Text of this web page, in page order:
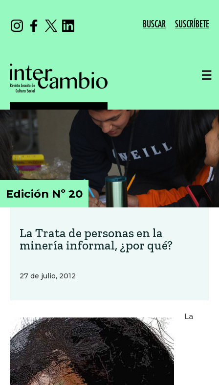
BUSCAR SUSCRÍBETE
☰
Edición Nº 20
La Trata de personas en la
minería informal, ¿por qué?
27 de julio, 2012
La